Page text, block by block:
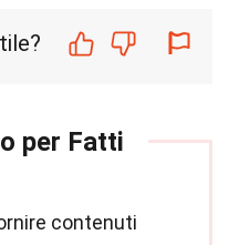
per Fatti
contenuti